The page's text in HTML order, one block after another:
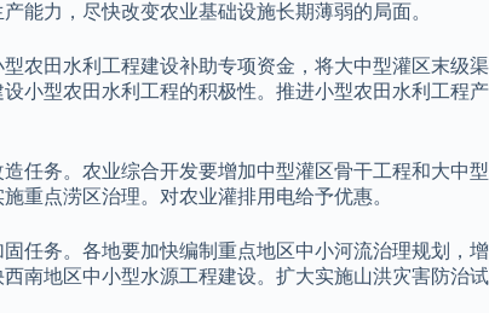
能力，尽快改变农业基础设施长期薄弱的局面。
农田水利工程建设补助专项资金，将大中型灌区末级渠
小型农田水利工程的积极性。推进小型农田水利工程产
任务。农业综合开发要增加中型灌区骨干工程和大中型
重点涝区治理。对农业灌排用电给予优惠。
任务。各地要加快编制重点地区中小河流治理规划，增
南地区中小型水源工程建设。扩大实施山洪灾害防治试